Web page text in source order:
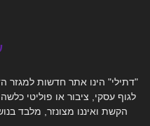
"דתילי" הינו אתר חדשות למגזר
לגוף עסקי, ציבור או פוליטי
הקשת ואיננו מצונזר, מלבד